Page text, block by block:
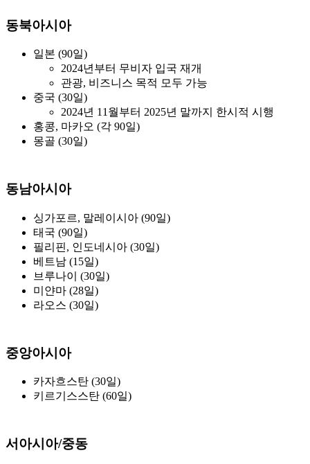
동북아시아
일본 (90일)
2024년부터 무비자 입국 재개
관광, 비즈니스 목적 모두 가능
중국 (30일)
2024년 11월부터 2025년 말까지 한시적 시행
홍콩, 마카오 (각 90일)
몽골 (30일)
동남아시아
싱가포르, 말레이시아 (90일)
태국 (90일)
필리핀, 인도네시아 (30일)
베트남 (15일)
브루나이 (30일)
미얀마 (28일)
라오스 (30일)
중앙아시아
카자흐스탄 (30일)
키르기스스탄 (60일)
서아시아/중동